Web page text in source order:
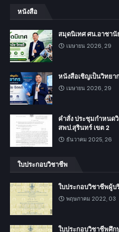
หนังสือ
สมุดนิเทศ ศน.อาชานั
เมษายน 2026, 29
หนังสือเชิญเป็นวิทยา
เมษายน 2026, 29
คำสั่ง ประชุมกำหน
สพป.สุรินทร์ เขต 2
ธันวาคม 2025, 26
ใบประกอบวิชาชีพ
ใบประกอบวิชาชีพผู้
พฤษภาคม 2022, 03
ใบประกอบวิชาชีพศึ